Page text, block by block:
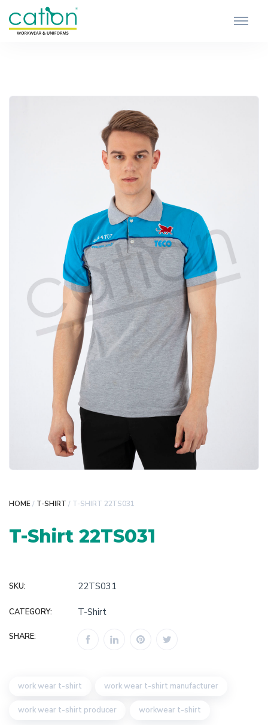
HOME/ T-SHIRT / T-SHIRT 22TS031
T-Shirt 22TS031
SKU: 22TS031
CATEGORY: T-Shirt
SHARE:
work wear t-shirt work wear t-shirt manufacturer
work wear t-shirt producer workwear t-shirt